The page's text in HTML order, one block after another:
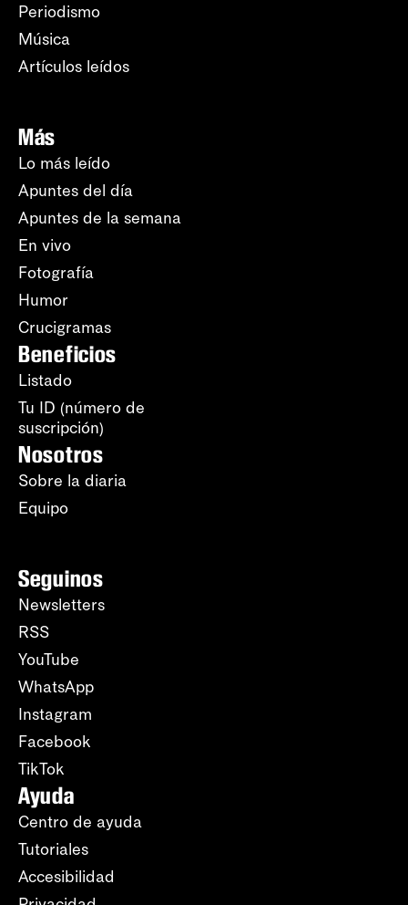
Periodismo
Música
Artículos leídos
Más
Lo más leído
Apuntes del día
Apuntes de la semana
En vivo
Fotografía
Humor
Crucigramas
Beneficios
Listado
Tu ID (número de
suscripción)
Nosotros
Sobre la diaria
Equipo
Seguinos
Newsletters
RSS
YouTube
WhatsApp
Instagram
Facebook
TikTok
Ayuda
Centro de ayuda
Tutoriales
Accesibilidad